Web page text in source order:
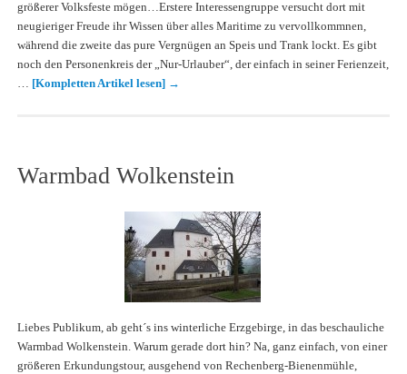
größerer Volksfeste mögen…Erstere Interessengruppe versucht dort mit
neugieriger Freude ihr Wissen über alles Maritime zu vervollkommnen,
während die zweite das pure Vergnügen an Speis und Trank lockt. Es gibt
noch den Personenkreis der „Nur-Urlauber“, der einfach in seiner Ferienzeit,
… [Kompletten Artikel lesen] →
Warmbad Wolkenstein
Liebes Publikum, ab geht´s ins winterliche Erzgebirge, in das beschauliche
Warmbad Wolkenstein. Warum gerade dort hin? Na, ganz einfach, von einer
größeren Erkundungstour, ausgehend von Rechenberg-Bienenmühle,